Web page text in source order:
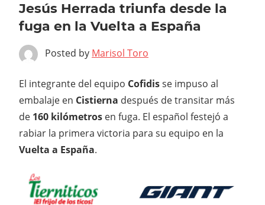
Jesús Herrada triunfa desde la
fuga en la Vuelta a España
Posted by Marisol Toro
El integrante del equipo Cofidisse impuso al
embalaje en Cistierna después de transitar más
de 160 kilómetros en fuga. El español festejó a
rabiar la primera victoria para su equipo en la
Vuelta a España.